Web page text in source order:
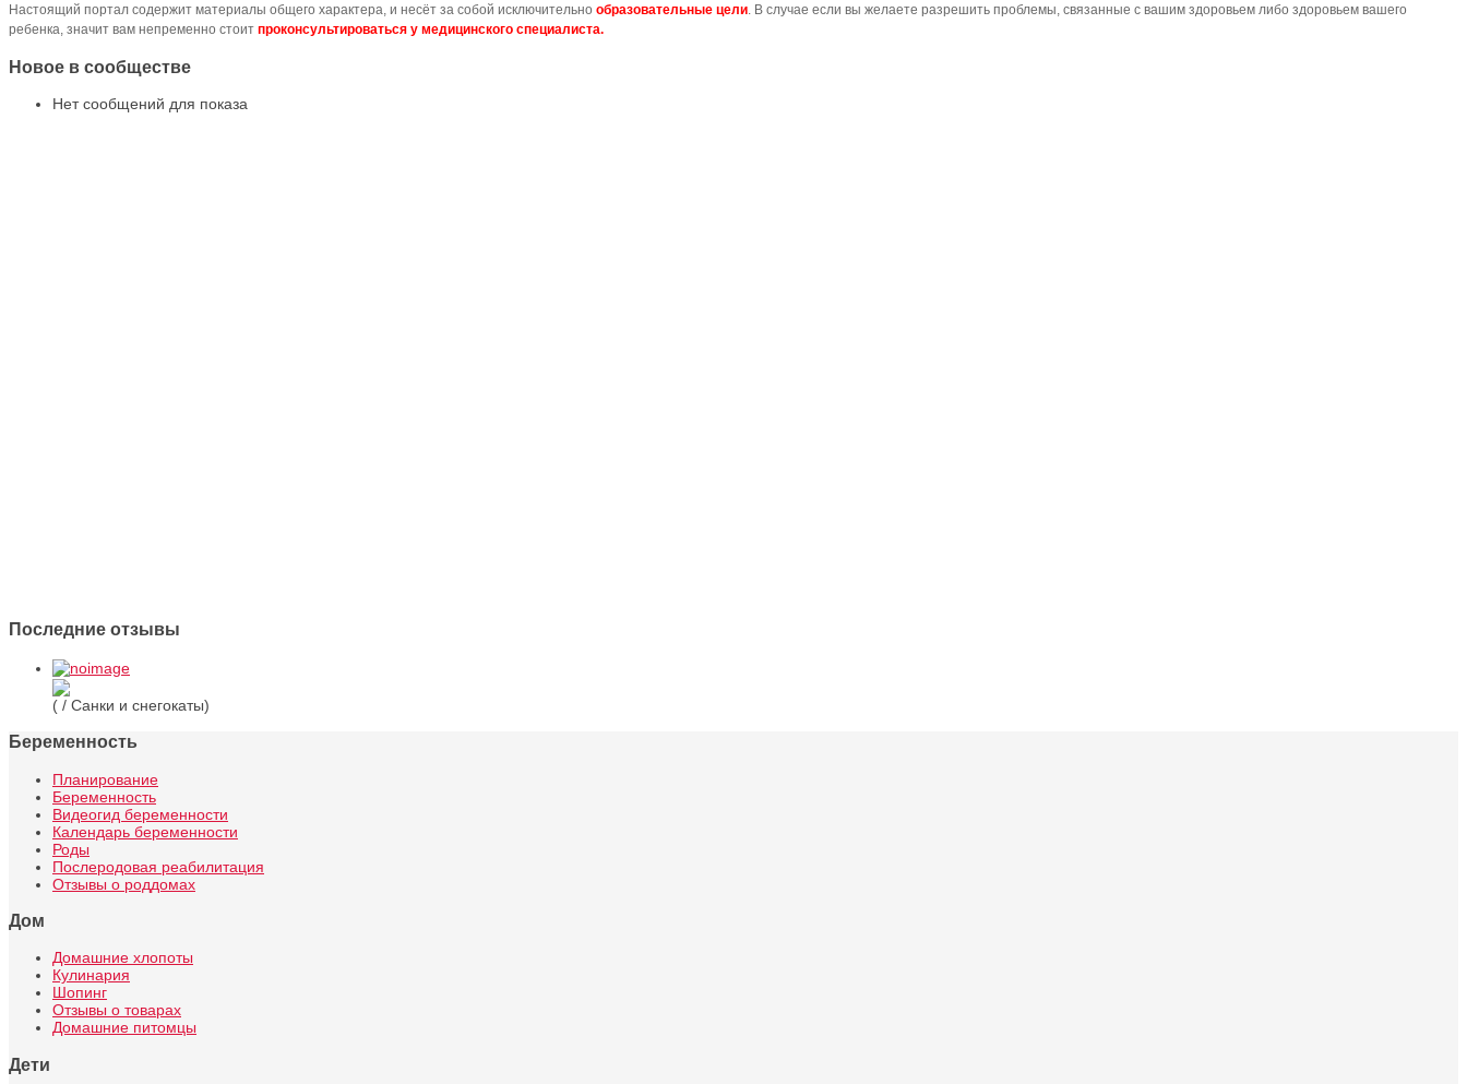
Настоящий портал содержит материалы общего характера, и несёт за собой исключительно образовательные цели . В случае если вы желаете разрешить проблемы, связанные с вашим здоровьем либо здоровьем вашего
ребенка, значит вам непременно стоит проконсультироваться у медицинского специалиста.
Новое в сообществе
Нет сообщений для показа
Последние отзывы
( / Санки и снегокаты)
Беременность
Планирование
Беременность
Видеогид беременности
Календарь беременности
Роды
Послеродовая реабилитация
Отзывы о роддомах
Дом
Домашние хлопоты
Кулинария
Шопинг
Отзывы о товарах
Домашние питомцы
Дети